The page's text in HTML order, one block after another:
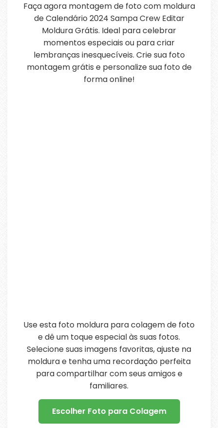
Faça agora montagem de foto com moldura
de Calendário 2024 Sampa Crew Editar
Moldura Grátis. Ideal para celebrar
momentos especiais ou para criar
lembranças inesquecíveis. Crie sua foto
montagem grátis e personalize sua foto de
forma online!
Use esta foto moldura para colagem de foto
e dê um toque especial às suas fotos.
Selecione suas imagens favoritas, ajuste na
moldura e tenha uma recordação perfeita
para compartilhar com seus amigos e
familiares.
Escolher Foto para Colagem